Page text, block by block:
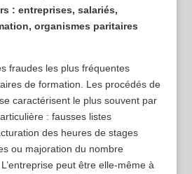
: entreprises, salariés,
organismes paritaires
fraudes les plus fréquentes
de formation. Les procédés de
caractérisent le plus souvent par
: fausses listes
des heures de stages
ou majoration du nombre
peut être elle-même à